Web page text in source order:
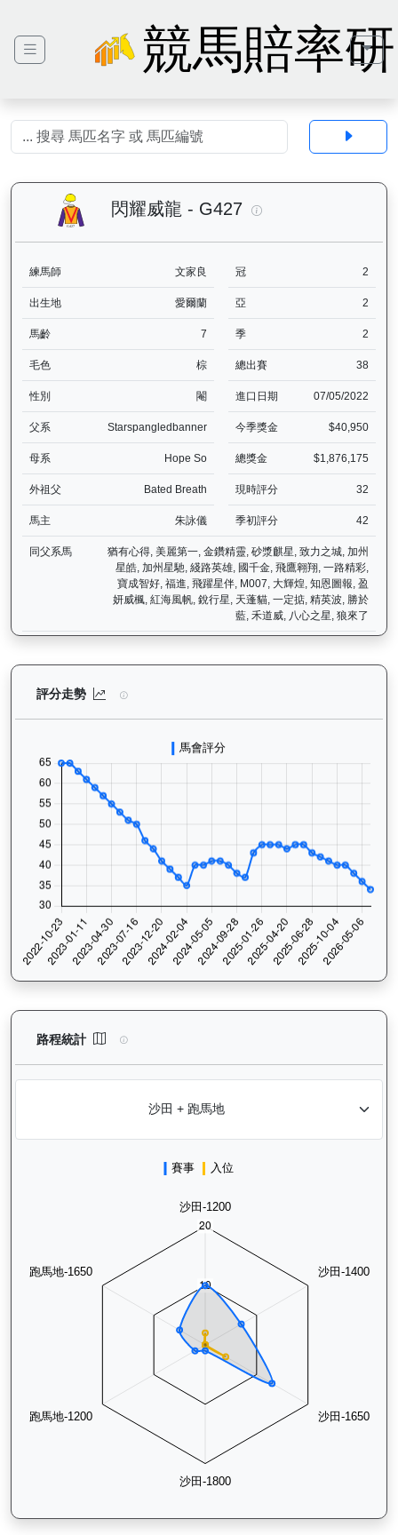
競馬賠率
閃耀威龍 - G427 閃耀威龍（
練馬師 文家良 冠 2
出生地 愛爾蘭 亞 2
馬齡 7 季 2
毛色 棕 總出賽 38
性別 閹 進口日期 07/05/2022
父系 Starspangledbanner 今季獎金 $40,950
母系 Hope So 總獎金 $1,876,175
外祖父 Bated Breath 現時評分 32
馬主 朱詠儀 季初評分 42
同父系馬
猶有心得, 美麗第一, 金鑽精靈, 砂漿麒星, 致力之城, 加州
星皓, 加州星馳, 綫路英雄, 國千金, 飛鷹翱翔, 一路精彩,
寶成智好, 福進, 飛躍星伴, M007, 大輝煌, 知恩圖報, 盈
妍威楓, 紅海風帆, 銳行星, 天蓬貓, 一定掂, 精英波, 勝於
藍, 禾道威, 八心之星, 狼來了
評分走勢 閃耀威龍（G427）— 評分走勢圖表：追蹤香
路程統計 閃耀威龍（G427）— 路程統計分析：查看香港